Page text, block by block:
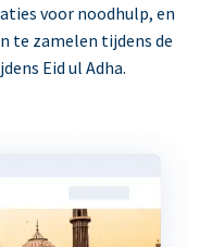
voor noodhulp, en
te zamelen tijdens de
Eid ul Adha.